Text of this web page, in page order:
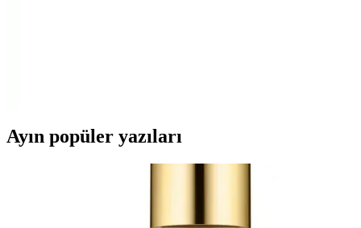
Ayın popüler yazıları